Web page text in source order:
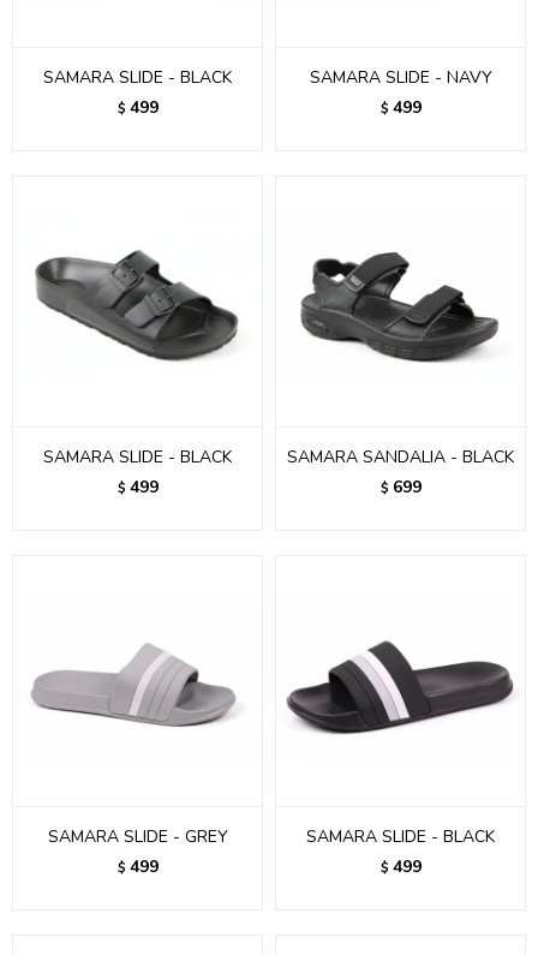
SAMARA SLIDE - BLACK
$ 499
SAMARA SLIDE - NAVY
$ 499
SAMARA SLIDE - BLACK
$ 499
SAMARA SANDALIA - BLACK
$ 699
SAMARA SLIDE - GREY
$ 499
SAMARA SLIDE - BLACK
$ 499